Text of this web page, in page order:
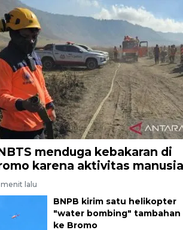
menduga kebakaran di
karena aktivitas manusia
lalu
BNPB kirim satu helikopter
"water bombing" tambahan
ke Bromo